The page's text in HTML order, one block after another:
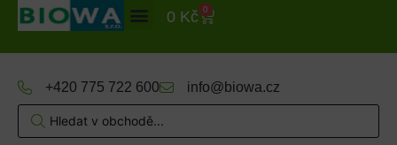
0 Kč 0
+420 775 722 600 info@biowa.cz